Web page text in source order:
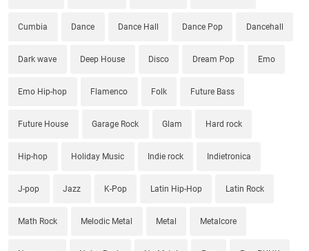
Cumbia Dance Dance Hall Dance Pop Dancehall
Dark wave Deep House Disco Dream Pop Emo
Emo Hip-hop Flamenco Folk Future Bass
Future House Garage Rock Glam Hard rock
Hip-hop Holiday Music Indie rock Indietronica
J-pop Jazz K-Pop Latin Hip-Hop Latin Rock
Math Rock Melodic Metal Metal Metalcore